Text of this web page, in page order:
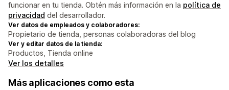
funcionar en tu tienda. Obtén más información en la política de
privacidad del desarrollador.
Ver datos de empleados y colaboradores:
Propietario de tienda, personas colaboradoras del blog
Ver y editar datos de la tienda:
Productos, Tienda online
Ver los detalles
Más aplicaciones como esta